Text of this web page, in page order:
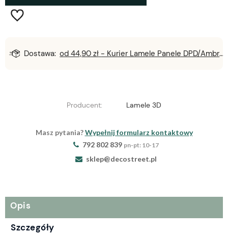
Dostawa: od 44,90 zł - Kurier Lamele Panele DPD/Ambro/NST
Producent: Lamele 3D
Masz pytania?Wypełnij formularz kontaktowy
792 802 839 pn-pt: 10-17
sklep@decostreet.pl
Opis
Szczegóły